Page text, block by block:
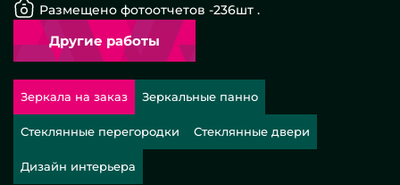
Размещено фотоотчетов -236шт .
Другие работы
Зеркала на заказ Зеркальные панно
Стеклянные перегородки Стеклянные двери
Дизайн интерьера